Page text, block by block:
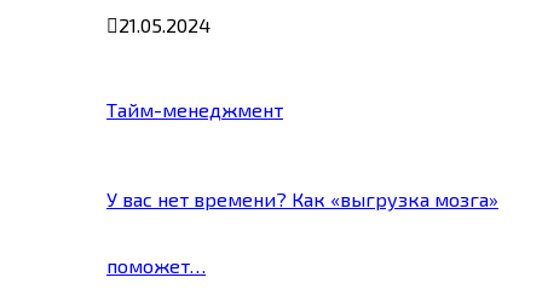
21.05.2024
Тайм-менеджмент
У вас нет времени? Как «выгрузка мозга»
поможет…